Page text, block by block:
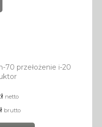
70 przełożenie i-20
netto
brutto